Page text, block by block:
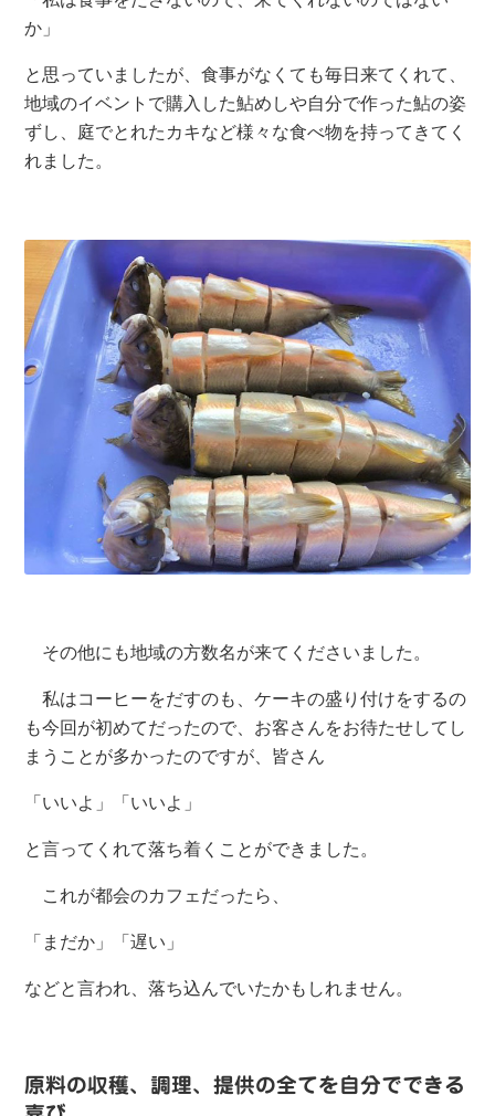
か」
と思っていましたが、食事がなくても毎日来てくれて、
地域のイベントで購入した鮎めしや自分で作った鮎の姿
ずし、庭でとれたカキなど様々な食べ物を持ってきてく
れました。
その他にも地域の方数名が来てくださいました。
私はコーヒーをだすのも、ケーキの盛り付けをするの
も今回が初めてだったので、お客さんをお待たせしてし
まうことが多かったのですが、皆さん
「いいよ」「いいよ」
と言ってくれて落ち着くことができました。
これが都会のカフェだったら、
「まだか」「遅い」
などと言われ、落ち込んでいたかもしれません。
原料の収穫、調理、提供の全てを自分でできる